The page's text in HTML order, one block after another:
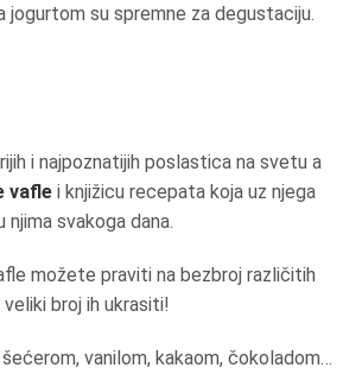
jogurtom su spremne za degustaciju.
i najpoznatijih poslastica na svetu a
vafle i knjižicu recepata koja uz njega
svakoga dana.
možete praviti na bezbroj različitih
broj ih ukrasiti!
vanilom, kakaom, čokoladom…